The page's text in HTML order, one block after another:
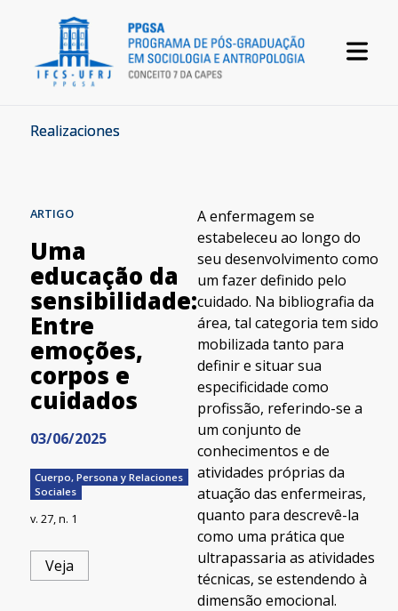
Realizaciones
ARTIGO
Uma
educação da
sensibilidade:
Entre
emoções,
corpos e
cuidados
03/06/2025
Cuerpo, Persona y Relaciones
Sociales
v. 27, n. 1
Veja
A enfermagem se
estabeleceu ao longo do
seu desenvolvimento como
um fazer definido pelo
cuidado. Na bibliografia da
área, tal categoria tem sido
mobilizada tanto para
definir e situar sua
especificidade como
profissão, referindo-se a
um conjunto de
conhecimentos e de
atividades próprias da
atuação das enfermeiras,
quanto para descrevê-la
como uma prática que
ultrapassaria as atividades
técnicas, se estendendo à
dimensão emocional.